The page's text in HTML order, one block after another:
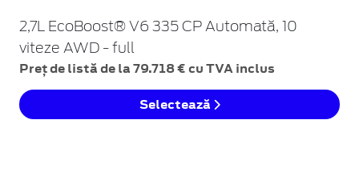
2,7L EcoBoost® V6 335 CP Automată, 10
viteze AWD - full
Preț de listă de la 79.718 € cu TVA inclus
Selectează